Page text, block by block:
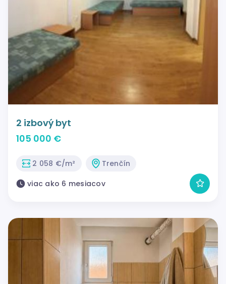
2 izbový byt
105 000 €
2 058 €/m²
Trenčín
viac ako 6 mesiacov